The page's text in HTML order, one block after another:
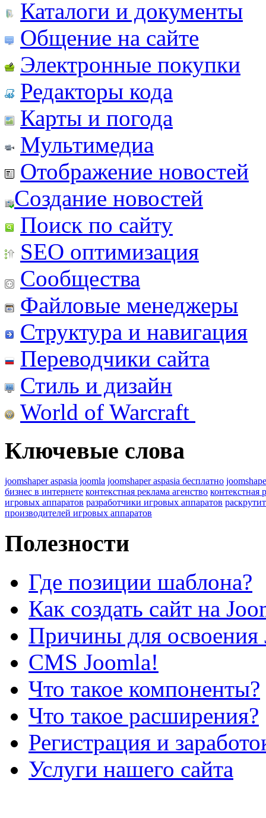
Каталоги и документы
Общение на сайте
Электронные покупки
Редакторы кода
Карты и погода
Мультимедиа
Отображение новостей
Создание новостей
Поиск по сайту
SEO оптимизация
Сообщества
Файловые менеджеры
Структура и навигация
Переводчики сайта
Стиль и дизайн
World of Warcraft
Ключевые слова
joomshaper aspasia joomla joomshaper aspasia бесплатно
бизнес в интернете контекстная реклама агенство контекстная
игровых аппаратов разработчики игровых аппаратов
производителей игровых аппаратов
Полезности
Где позиции шаблона?
Как создать сайт на
Причины для освоения
CMS Joomla!
Что такое компоненты?
Что такое расширения?
Регистрация и
Услуги нашего сайта